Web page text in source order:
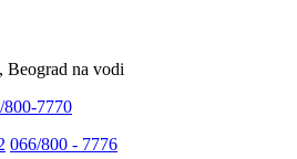
Beograd na vodi
800-7770
066/800 - 7776